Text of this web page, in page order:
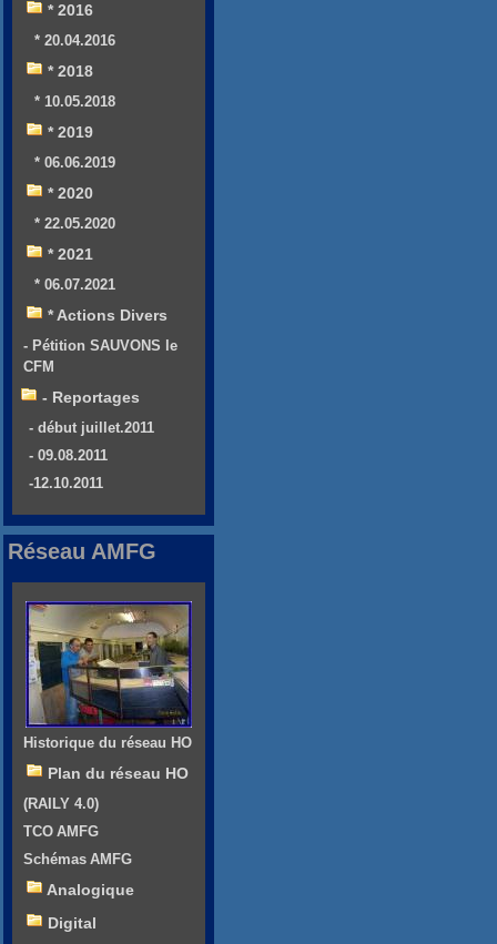
* 2016
* 20.04.2016
* 2018
* 10.05.2018
* 2019
* 06.06.2019
* 2020
* 22.05.2020
* 2021
* 06.07.2021
* Actions Divers
- Pétition SAUVONS le
CFM
- Reportages
- début juillet.2011
- 09.08.2011
-12.10.2011
Réseau AMFG
Historique du réseau HO
Plan du réseau HO
(RAILY 4.0)
TCO AMFG
Schémas AMFG
Analogique
Digital